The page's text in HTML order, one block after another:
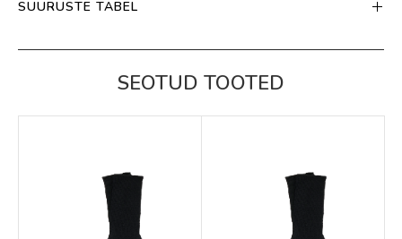
SUURUSTE TABEL
SEOTUD TOOTED